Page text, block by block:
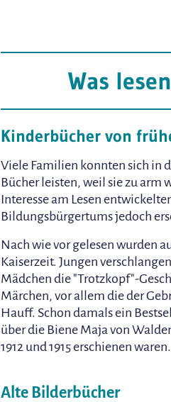
Was
Kinderbücher von
Viele Familien konnten sich in
Bücher leisten, weil sie zu arm
Interesse am Lesen
Bildungsbürgertums jedoch
Nach wie vor gelesen wurden
Kaiserzeit. Jungen
Mädchen die "Trotzkopf"-
Märchen, vor allem die der
Hauff. Schon damals ein
über die Biene Maja von
1912 und 1915 erschienen waren.
Alte Bilderbücher